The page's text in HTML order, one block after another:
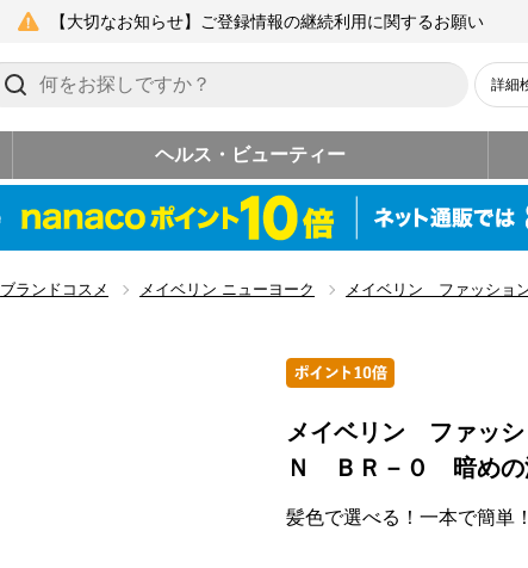
【大切なお知らせ】ご登録情報の継続利用に関するお願い
詳細
ヘルス・ビューティー
ブランドコスメ メイベリン ニューヨーク メイベリン ファッシ
メイベリン ファッ
Ｎ ＢＲ－０ 暗めの
髪色で選べる！一本で簡単